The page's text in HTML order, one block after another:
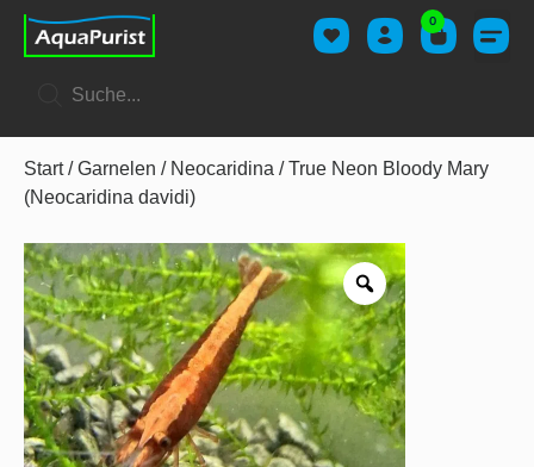
0
Start/Garnelen / Neocaridina / True Neon Bloody Mary
(Neocaridina davidi)